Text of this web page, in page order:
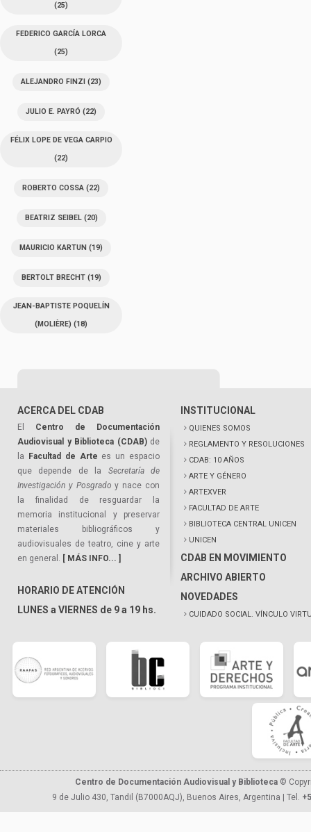
(25)
FEDERICO GARCÍA LORCA
(25)
ALEJANDRO FINZI (23)
JULIO E. PAYRÓ (22)
FÉLIX LOPE DE VEGA CARPIO
(22)
ROBERTO COSSA (22)
BEATRIZ SEIBEL(20)
MAURICIO KARTUN (19)
BERTOLT BRECHT(19)
JEAN-BAPTISTE POQUELÍN
(MOLIÈRE) (18)
ACERCA DEL CDAB
El Centro de Documentación
Audiovisual y Biblioteca (CDAB)de
la
Facultad de Arte es un espacio
que depende de la Secretaría de
Investigación y Posgrado y nace con
la finalidad de resguardar la
memoria institucional y preservar
materiales bibliográficos y
audiovisuales de teatro, cine y arte
en general. [ MÁS INFO... ]
HORARIO DE ATENCIÓN
LUNES a VIERNES de 9 a 19 hs.
INSTITUCIONAL
QUIENES SOMOS
REGLAMENTO Y RESOLUCIONES
CDAB: 10 AÑOS
ARTE Y GÉNERO
ARTEXVER
FACULTAD DE ARTE
BIBLIOTECA CENTRAL UNICEN
UNICEN
CDAB EN MOVIMIENTO
ARCHIVO ABIERTO
NOVEDADES
CUIDADO SOCIAL. VÍNCULO
Centro de Documentación Audiovisual y Biblioteca ©
9 de Julio 430, Tandil (B7000AQJ), Buenos Aires, Argentina | Tel.